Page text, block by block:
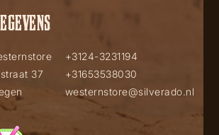
37
+3124-3231194
+31653538030
westernstore@silverado.nl